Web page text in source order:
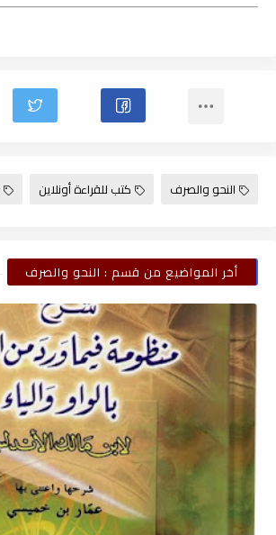
النحو والصرف كتب للقراءة أونلاين
أخر المواضيع من قسم : النحو والصرف